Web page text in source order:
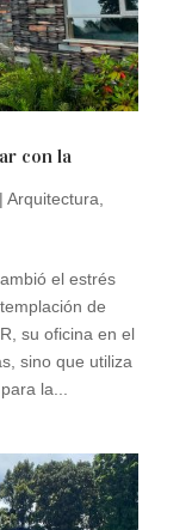
con la
| Arquitectura
el estrés
de
su oficina en el
sino que utiliza
la...